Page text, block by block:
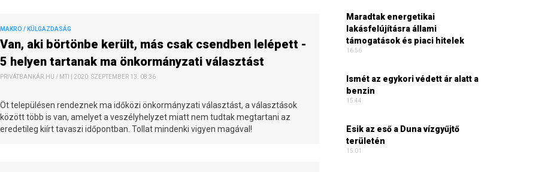
MAKRO / KÜLGAZDASÁG
Van, aki börtönbe került, más csak csendben lelépett -
5 helyen tartanak ma önkormányzati választást
PRIVÁTBANKÁR.HU / MTI | 2020. SZEPTEMBER 13. 08:36
Öt településen rendeznek ma időközi önkormányzati választást, a választások
között több is van, amelyet a veszélyhelyzet miatt nem tudtak megtartani az
eredetileg kiírt tavaszi időpontban. Tollat mindenki vigyen magával!
Maradtak energetikai
lakásfelújításra állami
támogatások és piaci hitelek
16:56
Ismét az egykori védett ár alatt a
benzin
15:44
Esik az eső a Duna vízgyűjtő
területén
15:01